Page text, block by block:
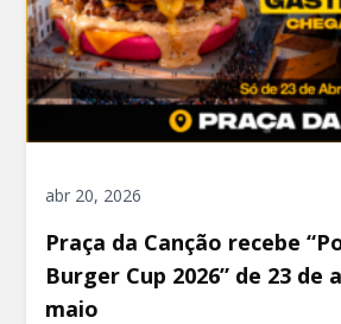
abr 20, 2026
Praça da Canção recebe
Burger Cup 2026” de 23 de
maio